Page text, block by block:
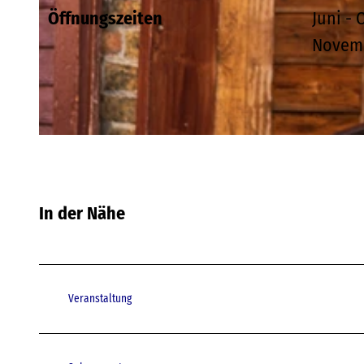
Öffnungszeiten
Juni -
In der Nähe
Veranstaltung